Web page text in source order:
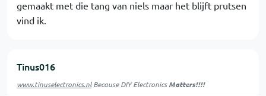
gemaakt met die tang van niels maar het blijft prutsen
vind ik.
Tinus016
www.tinuselectronics.nlBecause DIY ElectronicsMatters!!!!